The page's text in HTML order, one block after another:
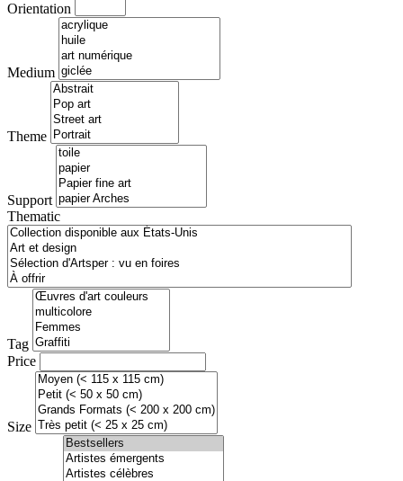
Orientation
Medium
Theme
Support
Thematic
Tag
Price
Size